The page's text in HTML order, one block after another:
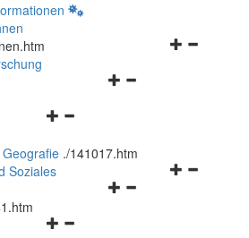
Navigationsmenü
Navigationsmenü
und
schließen
./141017.htm
Navigationsmenü
Soziales
Navigationsmenü